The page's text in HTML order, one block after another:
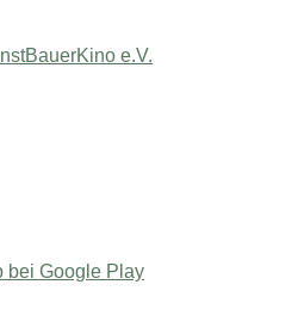
e.V.
bei Google Play